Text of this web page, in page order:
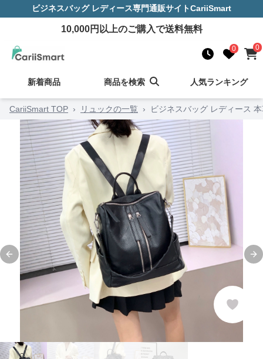
ビジネスバッグ レディース専門通販サイトCariiSmart
10,000円以上のご購入で送料無料
0 0
新着商品 商品を検索 人気ランキング
CariiSmart TOP › リュックの一覧 › ビジネスバッグ レディース
Previous slide